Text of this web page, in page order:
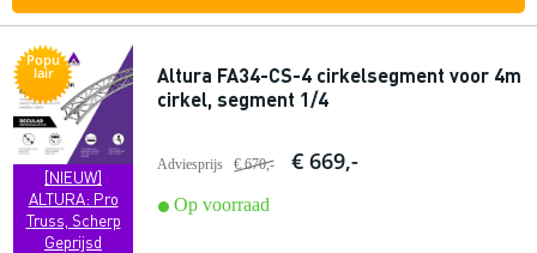
Popu
lair
[NIEUW]
ALTURA: Pro
Truss, Scherp
Geprijsd
Altura FA34-CS-4 cirkelsegment voor 4m
cirkel, segment 1/4
Adviesprijs € 670,- € 669,-
Op voorraad